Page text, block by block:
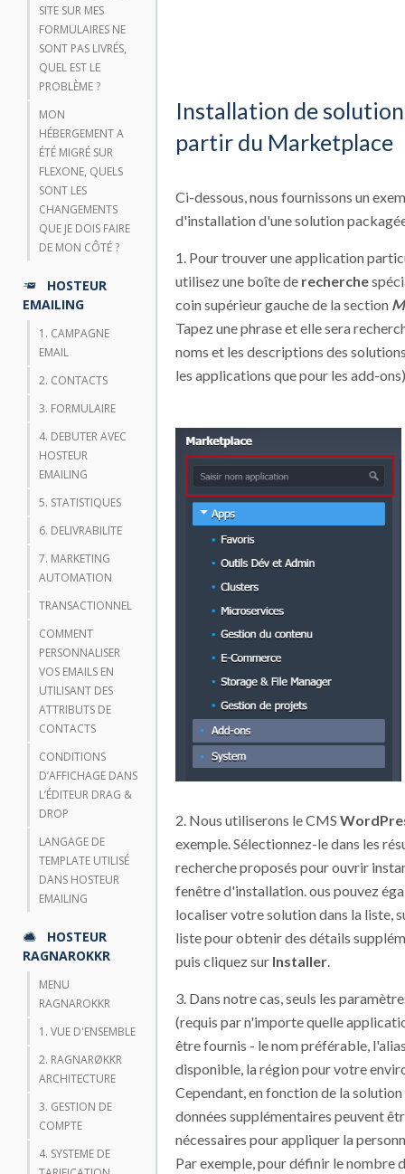
SITE SUR MES
FORMULAIRES NE
SONT PAS LIVRÉS,
QUEL EST LE
PROBLÈME ?
MON
HÉBERGEMENT A
ÉTÉ MIGRÉ SUR
FLEXONE, QUELS
SONT LES
CHANGEMENTS
QUE JE DOIS FAIRE
DE MON CÔTÉ ?
HOSTEUR
EMAILING
1. CAMPAGNE
EMAIL
2. CONTACTS
3. FORMULAIRE
4. DEBUTER AVEC
HOSTEUR
EMAILING
5. STATISTIQUES
6. DELIVRABILITE
7. MARKETING
AUTOMATION
TRANSACTIONNEL
COMMENT
PERSONNALISER
VOS EMAILS EN
UTILISANT DES
ATTRIBUTS DE
CONTACTS
CONDITIONS
D’AFFICHAGE DANS
L’ÉDITEUR DRAG &
DROP
LANGAGE DE
TEMPLATE UTILISÉ
DANS HOSTEUR
EMAILING
HOSTEUR
RAGNAROKKR
MENU
RAGNAROKKR
1. VUE D'ENSEMBLE
2. RAGNARØKKR
ARCHITECTURE
3. GESTION DE
COMPTE
4. SYSTEME DE
Installation de
partir du Marketplace
Ci-dessous, nous fournissons un
d'installation d'une solution
1. Pour trouver une application
utilisez une boîte de recherche
coin supérieur gauche de la section
Tapez une phrase et elle sera
noms et les descriptions des
les applications que pour les add-
2. Nous utiliserons le CMS
exemple. Sélectionnez-le dans les
recherche proposés pour ouvrir
fenêtre d'installation. ous pouvez
localiser votre solution dans la liste,
liste pour obtenir des détails
puis cliquez sur Installer.
3. Dans notre cas, seuls les
(requis par n'importe quelle
être fournis - le nom préférable,
disponible, la région pour votre
Cependant, en fonction de la solution
données supplémentaires peuvent
nécessaires pour appliquer la
Par exemple, pour définir le nombre